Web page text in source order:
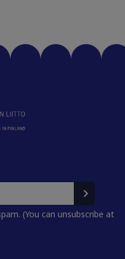
(You can unsubscribe at